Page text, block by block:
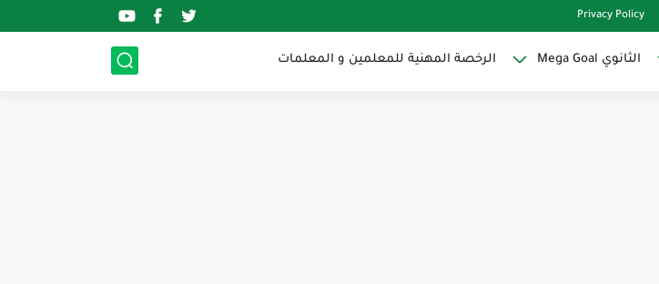
Privacy Policy
الثانوي Mega Goal الرخصة المهنية للمعلمين و المعلمات